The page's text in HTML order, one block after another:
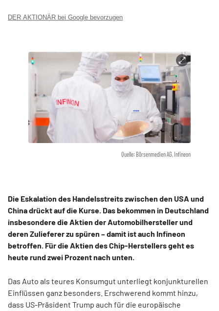
DER AKTIONÄR bei Google bevorzugen
Quelle: Börsenmedien AG, Infineon
Die Eskalation des Handelsstreits zwischen den USA und
China drückt auf die Kurse. Das bekommen in Deutschland
insbesondere die Aktien der Automobilhersteller und
deren Zulieferer zu spüren – damit ist auch Infineon
betroffen. Für die Aktien des Chip-Herstellers geht es
heute rund zwei Prozent nach unten.
Das Auto als teures Konsumgut unterliegt konjunkturellen
Einflüssen ganz besonders. Erschwerend kommt hinzu,
dass US-Präsident Trump auch für die europäische